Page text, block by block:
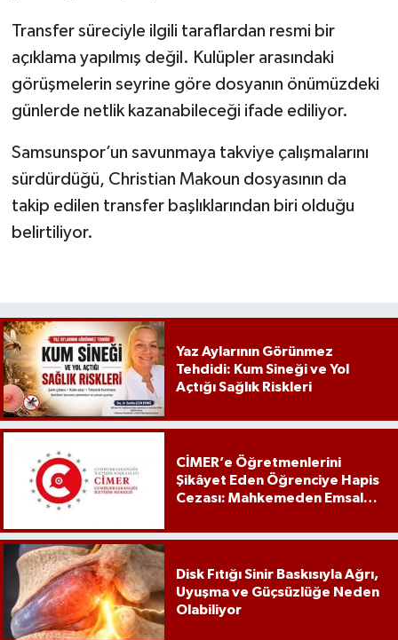
Transfer süreciyle ilgili taraflardan resmi bir
açıklama yapılmış değil. Kulüpler arasındaki
görüşmelerin seyrine göre dosyanın önümüzdeki
günlerde netlik kazanabileceği ifade ediliyor.
Samsunspor’un savunmaya takviye çalışmalarını
sürdürdüğü, Christian Makoun dosyasının da
takip edilen transfer başlıklarından biri olduğu
belirtiliyor.
Yaz Aylarının Görünmez
Tehdidi: Kum Sineği ve Yol
Açtığı Sağlık Riskleri
CİMER’e Öğretmenlerini
Şikâyet Eden Öğrenciye Hapis
Cezası: Mahkemeden Emsal
Disk Fıtığı Sinir Baskısıyla Ağrı,
Uyuşma ve Güçsüzlüğe Neden
Olabiliyor